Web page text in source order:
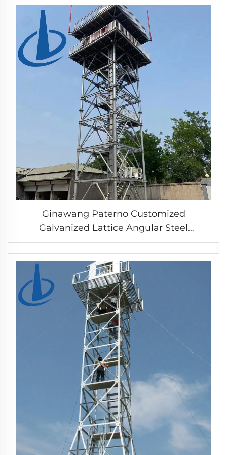
Ginawang Paterno Customized
Galvanized Lattice Angular Steel
Observation Watch Tower Self Support
Tower